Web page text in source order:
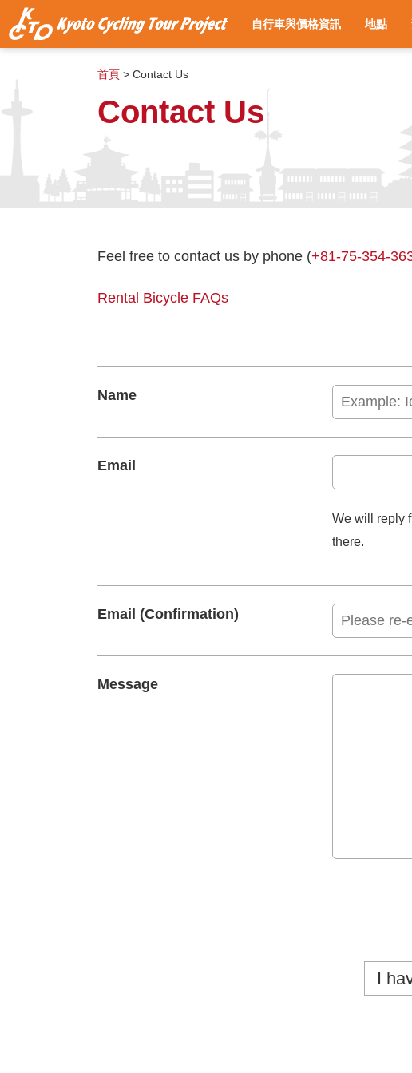
自行車與價格資訊 地點
首頁 > Contact Us
Contact Us
Feel free to contact us by phone (+81-75-354-
Rental Bicycle FAQs
Name
Email
We will reply
there.
Email (Confirmation)
Message
I